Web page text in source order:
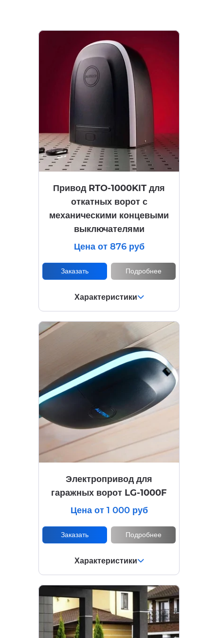
Привод RTO-1000KIT для
откатных ворот с
механическими концевыми
выключателями
Цена от 876 руб
Заказать Подробнее
Характеристики
Электропривод для
гаражных ворот LG-1000F
Цена от 1 000 руб
Заказать Подробнее
Характеристики